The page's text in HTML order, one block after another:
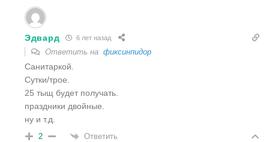
Эдвард 6 лет назад
Ответить на фиксинпидор
Санитаркой.
Сутки/трое.
25 тыщ будет получать.
праздники двойные.
ну и т.д.
2 Ответить